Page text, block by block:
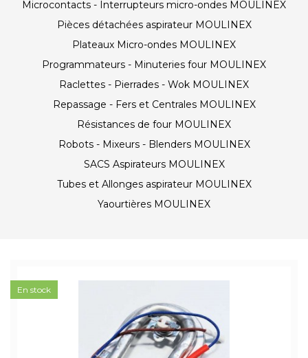
Microcontacts - Interrupteurs micro-ondes MOULINEX
Pièces détachées aspirateur MOULINEX
Plateaux Micro-ondes MOULINEX
Programmateurs - Minuteries four MOULINEX
Raclettes - Pierrades - Wok MOULINEX
Repassage - Fers et Centrales MOULINEX
Résistances de four MOULINEX
Robots - Mixeurs - Blenders MOULINEX
SACS Aspirateurs MOULINEX
Tubes et Allonges aspirateur MOULINEX
Yaourtières MOULINEX
En stock